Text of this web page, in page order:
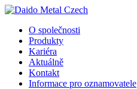
O společnosti
Produkty
Kariéra
Aktuálně
Kontakt
Informace pro oznamovatele